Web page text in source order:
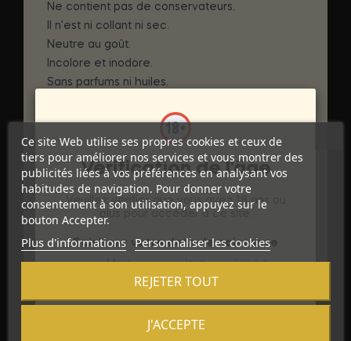
Ne contient pas de conservateurs.
Il n'est ni collant ni sec.
Neutre au goût.
Incolore et inodore.
Sans parfums ni huiles.
Marque EROS CLASSIC LINE
Référence D-220505
Références spécifiques
Ce site Web utilise ses propres cookies et ceux de
tiers pour améliorer nos services et vous montrer des
publicités liées à vos préférences en analysant vos
habitudes de navigation. Pour donner votre
consentement à son utilisation, appuyez sur le
bouton Accepter.
Plus d'informations Personnaliser les cookies
REJETER TOUT
J'ACCEPTE
Vérification de l'âge
Veuillez vérifier que vous avez 18 ans ou
plus pour accéder à ce site.
Saisissez votre date de naissance
Mois
Jour Année
Sortie